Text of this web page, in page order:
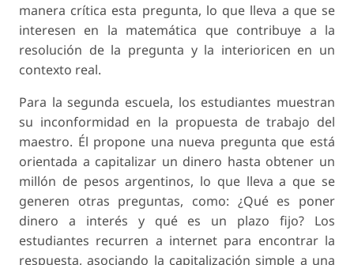
manera crítica esta pregunta, lo que lleva a que se
interesen en la matemática que contribuye a la
resolución de la pregunta y la interioricen en un
contexto real.
Para la segunda escuela, los estudiantes muestran
su inconformidad en la propuesta de trabajo del
maes­tro. Él propone una nueva pregunta que está
orientada a capitalizar un dinero hasta obtener un
millón de pesos argentinos, lo que lleva a que se
generen otras preguntas, como: ¿Qué es poner
dinero a interés y qué es un plazo fijo? Los
estudiantes recurren a internet para encontrar la
respuesta, asociando la capitaliza­ción simple a una